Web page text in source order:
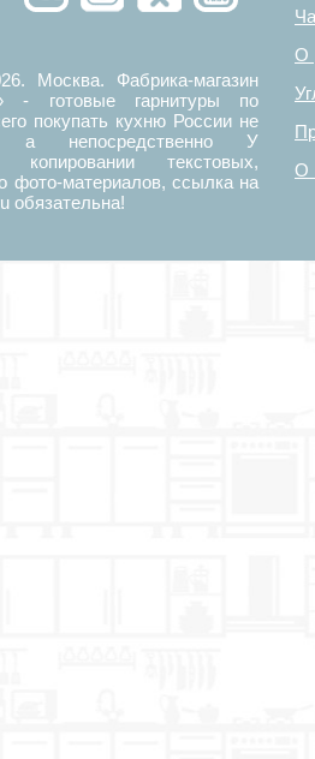
Москва. Фабрика-магазин
готовые гарнитуры по
покупать кухню России не
а непосредственно У
копировании текстовых,
фото-материалов, ссылка на
обязательна!
О
О